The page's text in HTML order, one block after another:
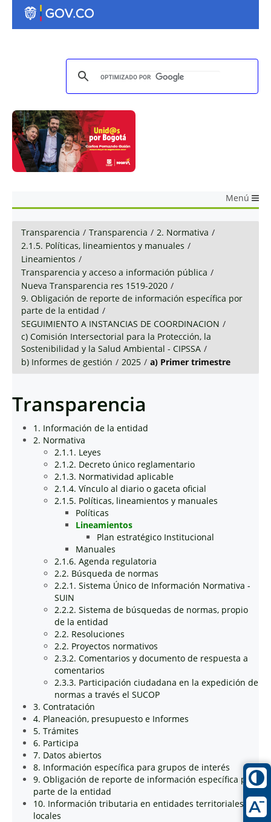
Menú
Transparencia / Transparencia / 2. Normativa /
2.1.5. Políticas, lineamientos y manuales /
Lineamientos /
Transparencia y acceso a información pública /
Nueva Transparencia res 1519-2020 /
9. Obligación de reporte de información específica por
parte de la entidad /
SEGUIMIENTO A INSTANCIAS DE COORDINACION /
c) Comisión Intersectorial para la Protección, la
Sostenibilidad y la Salud Ambiental - CIPSSA /
b) Informes de gestión / 2025 / a) Primer trimestre
Transparencia
1. Información de la entidad
2. Normativa
2.1.1. Leyes
2.1.2. Decreto único reglamentario
2.1.3. Normatividad aplicable
2.1.4. Vínculo al diario o gaceta oficial
2.1.5. Políticas, lineamientos y manuales
Políticas
Lineamientos
Plan estratégico Institucional
Manuales
2.1.6. Agenda regulatoria
2.2. Búsqueda de normas
2.2.1. Sistema Único de Información Normativa -
SUIN
2.2.2. Sistema de búsquedas de normas, propio
de la entidad
2.2. Resoluciones
2.2. Proyectos normativos
2.3.2. Comentarios y documento de respuesta a
comentarios
2.3.3. Participación ciudadana en la expedición de
normas a través el SUCOP
3. Contratación
4. Planeación, presupuesto e Informes
5. Trámites
6. Participa
7. Datos abiertos
8. Información específica para grupos de interés
9. Obligación de reporte de información específica por
parte de la entidad
10. Información tributaria en entidades territoriales
locales